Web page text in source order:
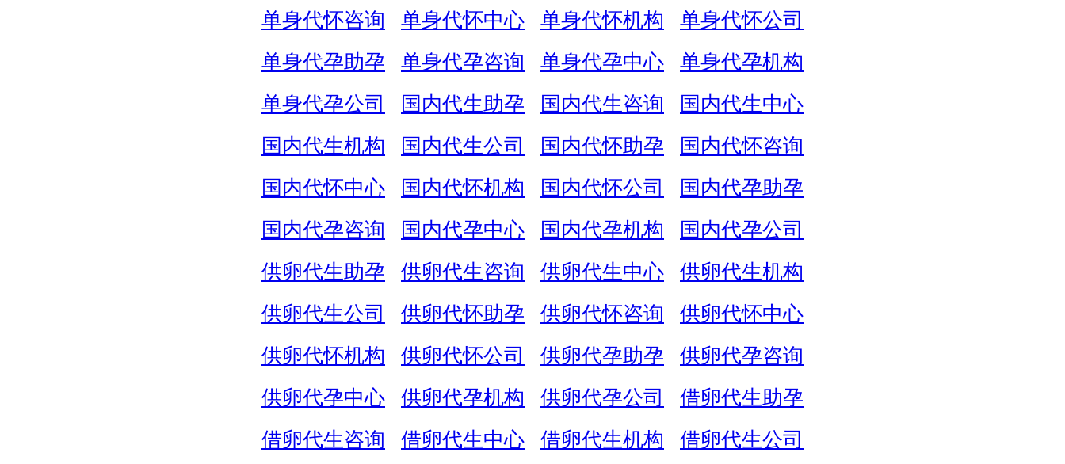
单身代怀咨询
单身代怀中心 单身代怀机构
单身代怀公司
单身代孕助孕
单身代孕咨询 单身代孕中心
单身代孕机构
单身代孕公司
国内代生助孕 国内代生咨询
国内代生中心
国内代生机构
国内代生公司 国内代怀助孕
国内代怀咨询
国内代怀中心
国内代怀机构 国内代怀公司
国内代孕助孕
国内代孕咨询
国内代孕中心 国内代孕机构
国内代孕公司
供卵代生助孕
供卵代生咨询 供卵代生中心
供卵代生机构
供卵代生公司
供卵代怀助孕 供卵代怀咨询
供卵代怀中心
供卵代怀机构
供卵代怀公司 供卵代孕助孕
供卵代孕咨询
供卵代孕中心
供卵代孕机构 供卵代孕公司
借卵代生助孕
借卵代生咨询
借卵代生中心 借卵代生机构
借卵代生公司